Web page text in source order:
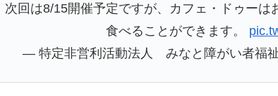
次回は8/15開催予定ですが、カフェ・ドゥー
食べることができます。
— 特定非営利活動法人 みなと障がい者福